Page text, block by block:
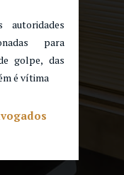
autoridades
para
golpe, das
é vítima